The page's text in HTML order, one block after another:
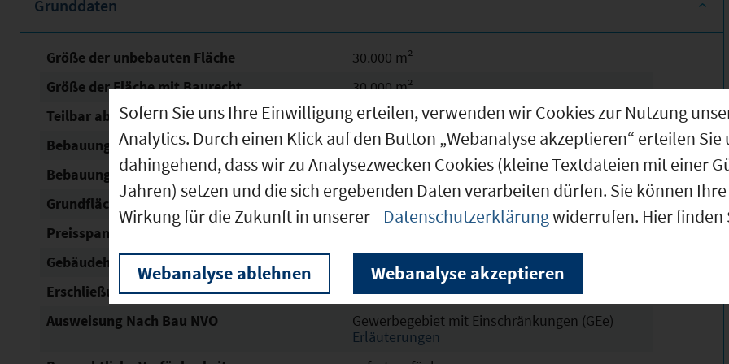
Grunddaten
Größe der unbebauten Fläche
30.000 m²
Größe der Fläche mit Baurecht
30.000 m²
Teilbar ab
3.500 m²
Bebauungsplan Nr. / Name
Weiherwiesen II
Bebauungsplan Status
rechtskräftig
Grundflächen­zahl (GRZ)
Preisspanne in € / m²
Gebäudehöhe
Erschließung
vollständig erschlossen
Ausweisung Nach Bau NVO
Gewerbegebiet mit Einschränkungen (GEe)
Erläuterungen
Sofern Sie uns Ihre Einwilligung erteilen, verwenden wir Cookies zur Nutzung
Analytics. Durch einen Klick auf den Button „Webanalyse akzeptieren“ erteilen
dahingehend, dass wir zu Analysezwecken Cookies (kleine Textdateien mit einer
Jahren) setzen und die sich ergebenden Daten verarbeiten dürfen. Sie können
Wirkung für die Zukunft in unserer
Datenschutzerklärungwiderrufen. Hier
Webanalyse ablehnen Webanalyse akzeptieren